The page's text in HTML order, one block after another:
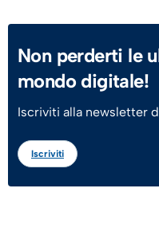
Non perderti le
mondo digitale!
Iscriviti alla newsletter
Iscriviti